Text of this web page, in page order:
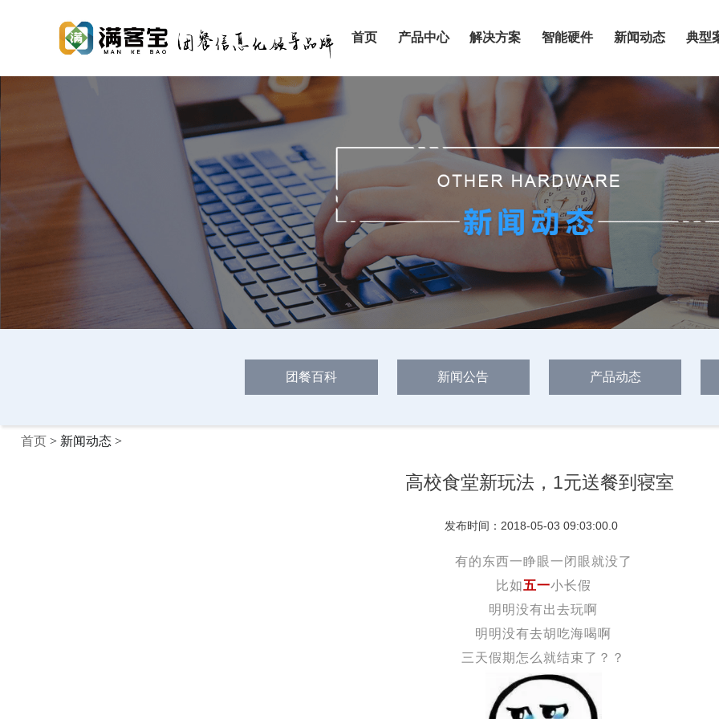
首页 产品中心 解决方案 智能硬件 新闻动态 典型
团餐百科 新闻公告 产品动态
首页 > 新闻动态 >
高校食堂新玩法，1元送餐到寝室
发布时间：2018-05-03 09:03:00.0
有的东西一睁眼一闭眼就没了
比如五一小长假
明明没有出去玩啊
明明没有去胡吃海喝啊
三天假期怎么就结束了？？